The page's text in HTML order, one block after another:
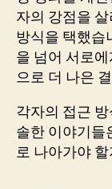
자의 강점을
방식을 택했습
을 넘어 서로
으로 더 나은
각자의 접근
솔한 이야기들
로 나아가야